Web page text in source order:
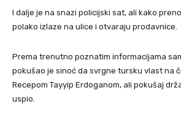
I dalje je na snazi policijski sat, ali kako
polako izlaze na ulice i otvaraju prodavnice.
Prema trenutno poznatim informacijama
pokušao je sinoć da svrgne tursku vlast na
Recepom Tayyip Erdoganom, ali pokušaj
uspio.